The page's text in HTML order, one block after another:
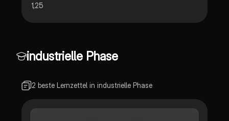
1,25
industrielle Phase
2 beste Lernzettel in industrielle Phase